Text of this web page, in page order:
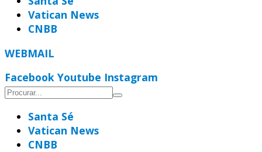
Vatican News
CNBB
WEBMAIL
Facebook Youtube Instagram
Santa Sé
Vatican News
CNBB